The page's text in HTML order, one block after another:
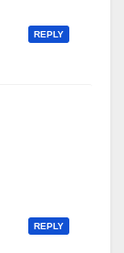
REPLY
REPLY